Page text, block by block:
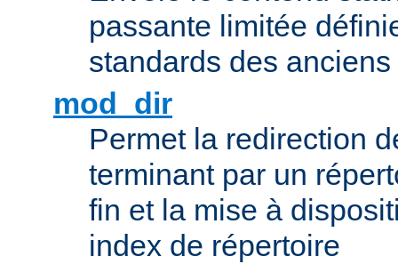
passante limitée
standards des
mod_dir
Permet la redirection
terminant par un
fin et la mise à
index de répertoire